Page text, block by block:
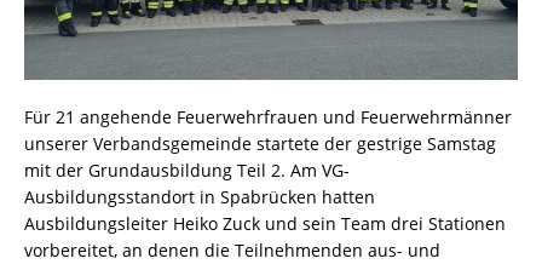
Für 21 angehende Feuerwehrfrauen und Feuerwehrmänner
unserer Verbandsgemeinde startete der gestrige Samstag
mit der Grundausbildung Teil 2. Am VG-
Ausbildungsstandort in Spabrücken hatten
Ausbildungsleiter Heiko Zuck und sein Team drei Stationen
vorbereitet, an denen die Teilnehmenden aus- und